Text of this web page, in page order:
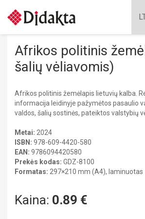
Lavinančios kortelės
Situacijų kortelės
Schubi ToGo kortelės
Lavinančios priemonės
Didaktiniai žaidimai
Stalo žaidimai
Dėlionės
Edukaciniai leidiniai
Mokomieji plakatai
Dalijamoji medžiaga
PRATYBŲ SĄSIUVINIAI
METODINĖS PRIEMONĖS
MOKOMIEJI PLAKATAI
KLASĖS REIKMENYS
PAPILDOMOS PRIEMONĖS
SIENINIAI ŽEMĖLAPIAI
GAUBLIAI
FILMAI
ATMINTINĖS
Progimnazija
Kelionių literatūra
Pažintinė literatūra
Saviugda ir psichologija
Žemėlapiai ir atlasai
PASIRINKITE KATEGORIJĄ:
PAŽINTINĖ LITERATŪRA
GROŽINĖ LITERATŪRA
ŽEMĖLAPIAI IR ATLASAI
GAUBLIAI
STALO ŽAIDIMAI
Afrikos politinis
šalių vėliavomis)
Afrikos politinis žemėlapis lietuvių kalba.
informacija leidinyje pažymėtos pasaulio
valdos, šalių sostinės, pateiktos valstybių
Metai: 2024
ISBN: 978-609-4420-580
EAN: 9786094420580
Prekės kodas: GDZ-8100
Formatas: 297×210 mm (A4), laminuotas
Kaina: 0.89 €